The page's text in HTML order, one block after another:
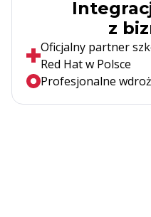
z
Oficjalny partner
Red Hat w Polsce
Profesjonalne